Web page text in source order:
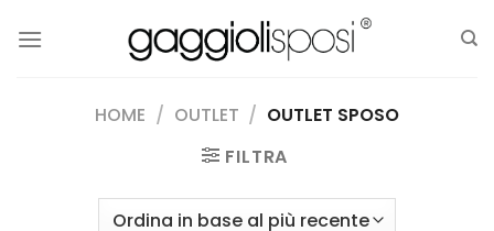
HOME / OUTLET / OUTLET SPOSO
FILTRA